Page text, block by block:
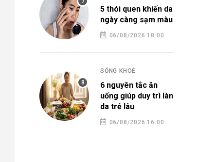
TIÊU DÙNG
BlaBlaCar mang nền tảng đi
5 thói quen khiến da
ngày càng sạm màu
06/08/2026 18:00
SỐNG KHOẺ
6 nguyên tắc ăn
uống giúp duy trì làn
da trẻ lâu
06/08/2026 16:00